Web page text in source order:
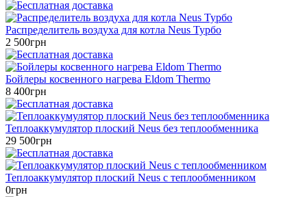
Распределитель воздуха для котла Neus Турбо
2 500грн
Бойлеры косвенного нагрева Eldom Thermo
8 400грн
Теплоаккумулятор плоский Neus без теплообменника
29 500грн
Теплоаккумулятор плоский Neus с теплообменником
0грн